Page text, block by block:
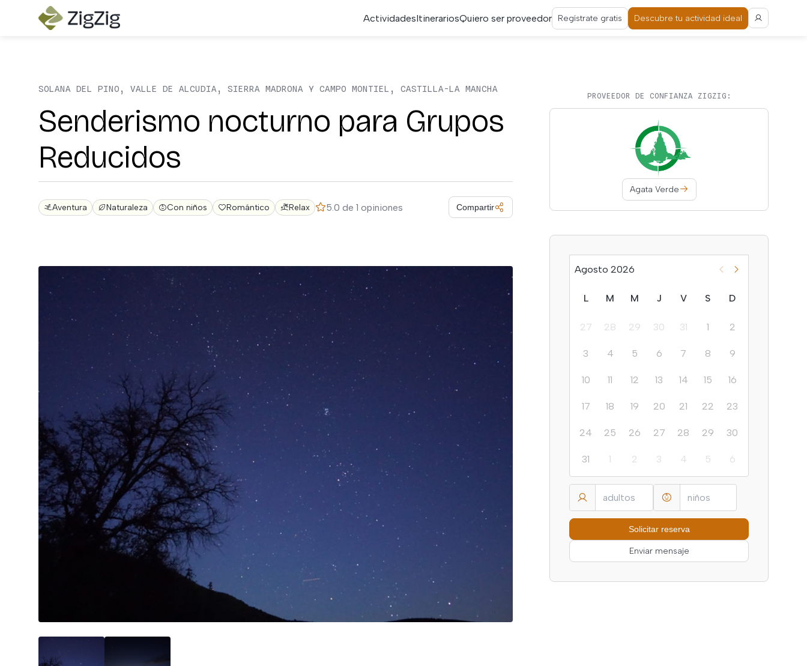
ActividadesItinerariosQuiero ser proveedor Regístrate gratis Descubre tu actividad ideal
SOLANA DEL PINO, VALLE DE ALCUDIA, SIERRA MADRONA Y CAMPO MONTIEL, CASTILLA-LA MANCHA
Senderismo nocturno para Grupos
Reducidos
Aventura Naturaleza Con niños Romántico Relax 5.0 de 1 opiniones Compartir
PROVEEDOR DE CONFIANZA ZIGZIG:
Agata Verde
Agosto 2026
L M M J V S D
27 28 29 30 31 1 2
3 4 5 6 7 8 9
10 11 12 13 14 15 16
17 18 19 20 21 22 23
24 25 26 27 28 29 30
31 1 2 3 4 5 6
Enviar mensaje